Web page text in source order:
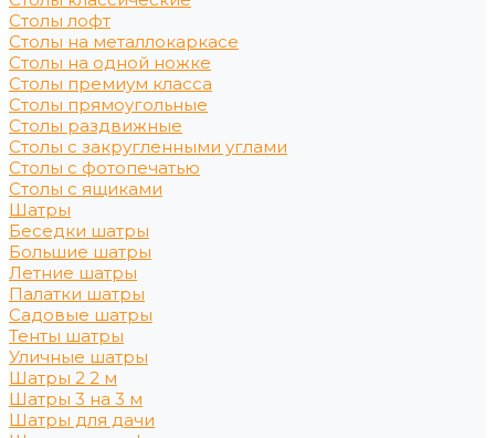
Столы лофт
Столы на металлокаркасе
Столы на одной ножке
Столы премиум класса
Столы прямоугольные
Столы раздвижные
Столы с закругленными углами
Столы с фотопечатью
Столы с ящиками
Шатры
Беседки шатры
Большие шатры
Летние шатры
Палатки шатры
Садовые шатры
Тенты шатры
Уличные шатры
Шатры 2 2 м
Шатры 3 на 3 м
Шатры для дачи